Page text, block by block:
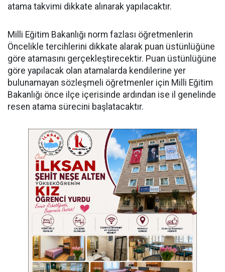
atama takvimi dikkate alınarak yapılacaktır.
Milli Eğitim Bakanlığı norm fazlası öğretmenlerin
Öncelikle tercihlerini dikkate alarak puan üstünlüğüne
göre atamasını gerçekleştirecektir. Puan üstünlüğüne
göre yapılacak olan atamalarda kendilerine yer
bulunamayan sözleşmeli öğretmenler için Milli Eğitim
Bakanlığı önce ilçe içerisinde ardından ise il genelinde
resen atama sürecini başlatacaktır.